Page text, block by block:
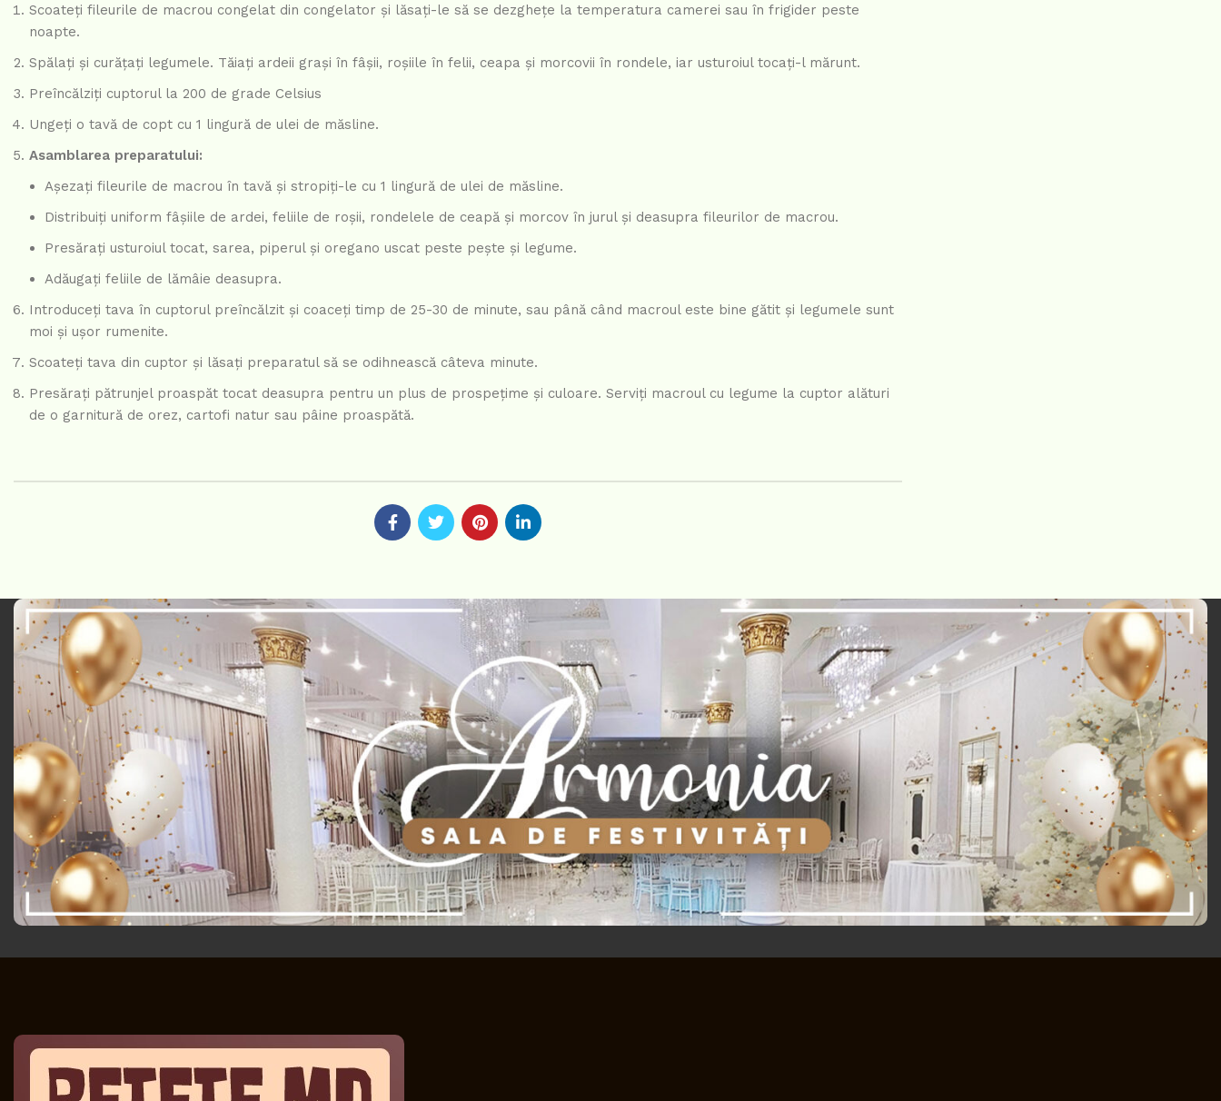
Scoateți fileurile de macrou congelat din congelator și lăsați-le să se dezghețe la temperatura camerei sau în frigider peste
noapte.
Spălați și curățați legumele. Tăiați ardeii grași în fâșii, roșiile în felii, ceapa și morcovii în rondele, iar usturoiul tocați-l mărunt.
Preîncălziți cuptorul la 200 de grade Celsius
Ungeți o tavă de copt cu 1 lingură de ulei de măsline.
Asamblarea preparatului:
Așezați fileurile de macrou în tavă și stropiți-le cu 1 lingură de ulei de măsline.
Distribuiți uniform fâșiile de ardei, feliile de roșii, rondelele de ceapă și morcov în jurul și deasupra fileurilor de macrou.
Presărați usturoiul tocat, sarea, piperul și oregano uscat peste pește și legume.
Adăugați feliile de lămâie deasupra.
Introduceți tava în cuptorul preîncălzit și coaceți timp de 25-30 de minute, sau până când macroul este bine gătit și legumele sunt
moi și ușor rumenite.
Scoateți tava din cuptor și lăsați preparatul să se odihnească câteva minute.
Presărați pătrunjel proaspăt tocat deasupra pentru un plus de prospețime și culoare. Serviți macroul cu legume la cuptor alături
de o garnitură de orez, cartofi natur sau pâine proaspătă.